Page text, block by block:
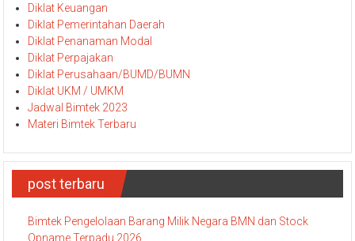
Diklat Keuangan
Diklat Pemerintahan Daerah
Diklat Penanaman Modal
Diklat Perpajakan
Diklat Perusahaan/BUMD/BUMN
Diklat UKM / UMKM
Jadwal Bimtek 2023
Materi Bimtek Terbaru
post terbaru
Bimtek Pengelolaan Barang Milik Negara BMN dan Stock
Opname Terpadu 2026